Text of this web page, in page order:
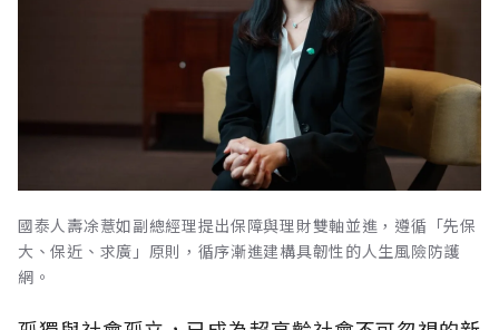
國泰人壽凃薏如副總經理提出保障與理財雙軸並進，遵循「先保
大、保近、求廣」原則，循序漸進建構具韌性的人生風險防護
網。